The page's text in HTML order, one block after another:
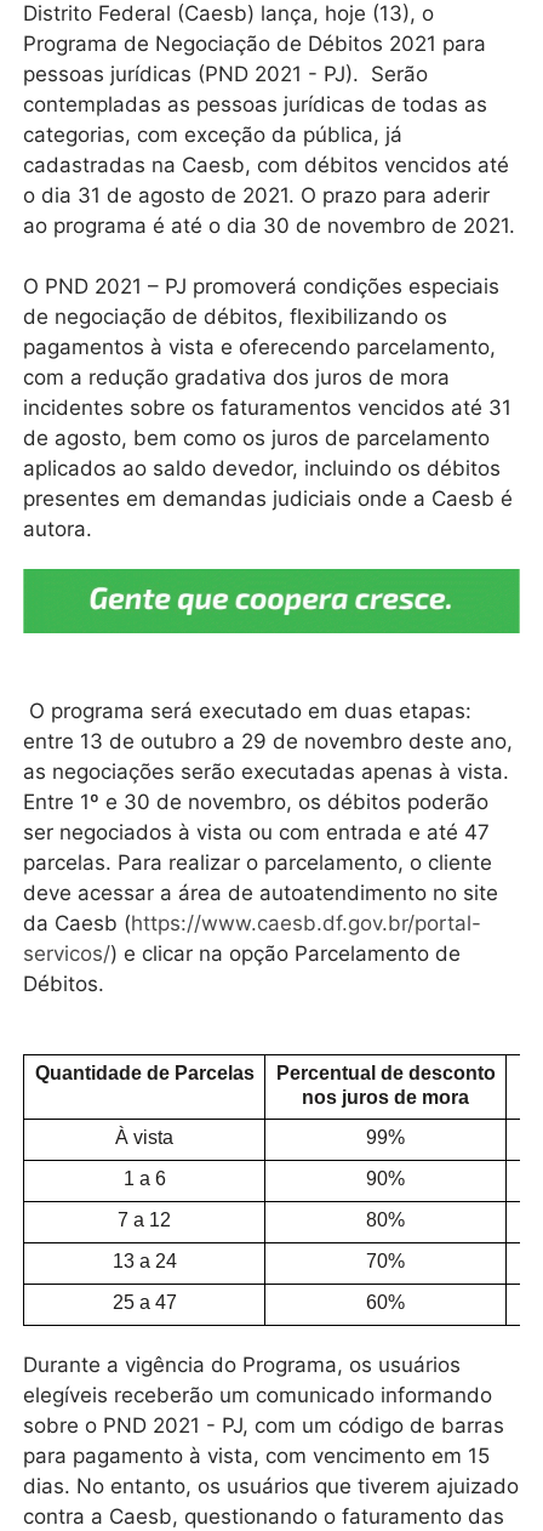
Distrito Federal (Caesb) lança, hoje (13), o
Programa de Negociação de Débitos 2021 para
pessoas jurídicas (PND 2021 - PJ). Serão
contempladas as pessoas jurídicas de todas as
categorias, com exceção da pública, já
cadastradas na Caesb, com débitos vencidos até
o dia 31 de agosto de 2021. O prazo para aderir
ao programa é até o dia 30 de novembro de 2021.
O PND 2021 – PJ promoverá condições especiais
de negociação de débitos, flexibilizando os
pagamentos à vista e oferecendo parcelamento,
com a redução gradativa dos juros de mora
incidentes sobre os faturamentos vencidos até 31
de agosto, bem como os juros de parcelamento
aplicados ao saldo devedor, incluindo os débitos
presentes em demandas judiciais onde a Caesb é
autora.
O programa será executado em duas etapas:
entre 13 de outubro a 29 de novembro deste ano,
as negociações serão executadas apenas à vista.
Entre 1º e 30 de novembro, os débitos poderão
ser negociados à vista ou com entrada e até 47
parcelas. Para realizar o parcelamento, o cliente
deve acessar a área de autoatendimento no site
da Caesb (https://www.caesb.df.gov.br/portal-
servicos/) e clicar na opção Parcelamento de
Débitos.
Quantidade de Parcelas
Percentual de desconto
nos juros de mora
À vista
99%
1 a 6
90%
7 a 12
80%
13 a 24
70%
25 a 47
60%
Durante a vigência do Programa, os usuários
elegíveis receberão um comunicado informando
sobre o PND 2021 - PJ, com um código de barras
para pagamento à vista, com vencimento em 15
dias. No entanto, os usuários que tiverem ajuizado
contra a Caesb, questionando o faturamento das